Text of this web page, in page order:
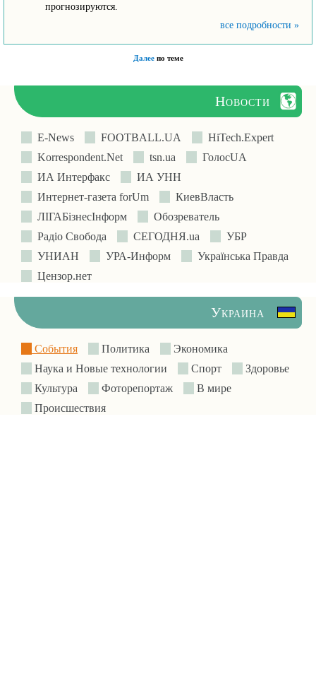
прогнозируются.
все подробности »
Далеепо теме
Новости
E-News FOOTBALL.UA
HiTech.Expert
Korrespondent.Net
tsn.ua
ГолосUA
ИА Интерфакс
ИА УНН
Интернет-газета forUm
КиевВласть
ЛIГАБiзнесIнформ
Обозреватель
Радіо Свобода
СЕГОДНЯ.ua
УБР
УНИАН
УРА-Информ
Українська Правда
Цензор.нет
Украина
События Политика
Экономика
Наука и Новые технологии
Спорт
Здоровье
Культура
Фоторепортаж
В мире
Происшествия